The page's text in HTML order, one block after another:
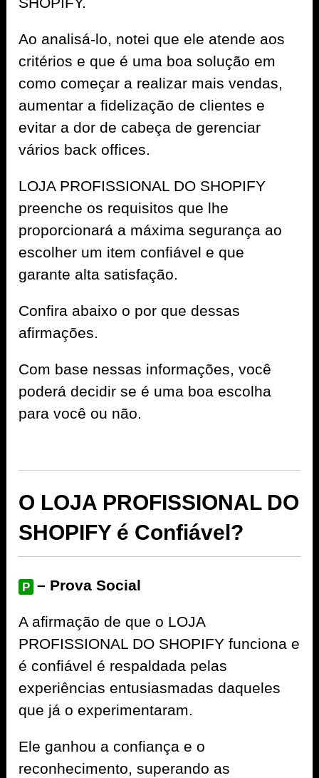
Ao analisá-lo, notei que ele atende aos
critérios e que é uma boa solução em
como começar a realizar mais vendas,
aumentar a fidelização de clientes e
evitar a dor de cabeça de gerenciar
vários back offices.
LOJA PROFISSIONAL DO SHOPIFY
preenche os requisitos que lhe
proporcionará a máxima segurança ao
escolher um item confiável e que
garante alta satisfação.
Confira abaixo o por que dessas
afirmações.
Com base nessas informações, você
poderá decidir se é uma boa escolha
para você ou não.
O LOJA PROFISSIONAL DO
SHOPIFY é Confiável?
P – Prova Social
A afirmação de que o LOJA
PROFISSIONAL DO SHOPIFY funciona e
é confiável é respaldada pelas
experiências entusiasmadas daqueles
que já o experimentaram.
Ele ganhou a confiança e o
reconhecimento, superando as